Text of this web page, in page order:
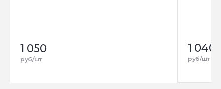
1 050
руб/шт
1 040
руб/шт